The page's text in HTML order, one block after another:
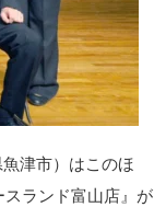
津市）はこのほ
ランド富山店』が